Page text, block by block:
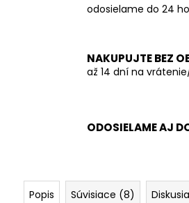
odosielame do 24
NAKUPUJTE BEZ
až 14 dní na
ODOSIELAME AJ
Popis Súvisiace (8) Diskusia